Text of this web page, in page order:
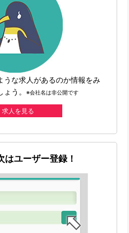
うな求人があるのか情報をみ
ょう。※会社名は非公開です
求人を見る
はユーザー登録！